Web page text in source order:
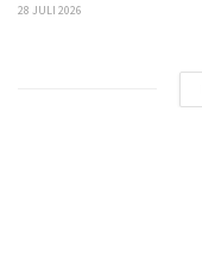
28 JULI 2026